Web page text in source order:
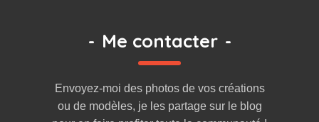
- Me contacter -
Envoyez-moi des photos de vos créations
ou de modèles, je les partage sur le blog